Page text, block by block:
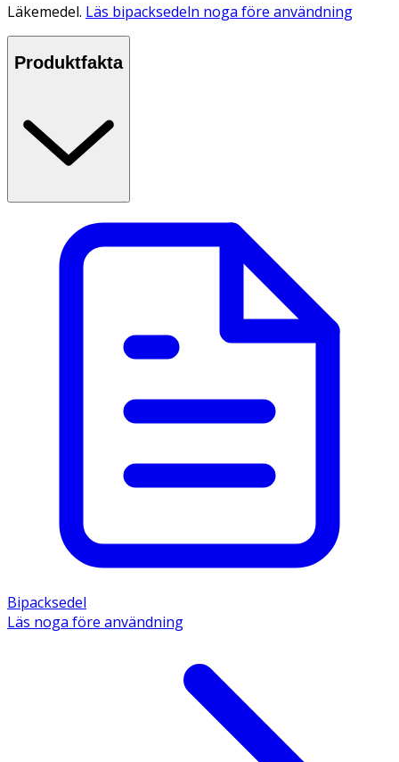
Läkemedel. Läs bipacksedeln noga före användning
Produktfakta
Bipacksedel
Läs noga före användning